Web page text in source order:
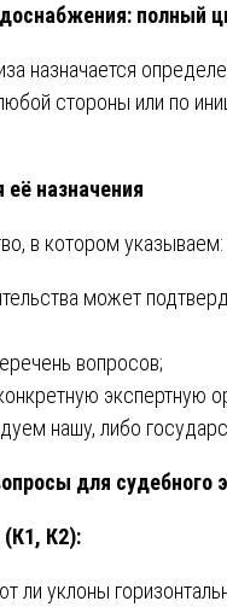
полный
назначается
стороны или по
назначения
в котором указываем:
может
вопросов;
экспертную
нашу, либо
для судебного
(К1, К2):
ли уклоны